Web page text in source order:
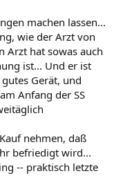
machen lassen...
wie der Arzt von
Arzt hat sowas auch
ist... Und er ist
Gerät, und
Anfang der SS
nehmen, daß
befriedigt wird...
-- praktisch letzte